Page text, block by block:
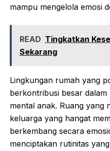
mampu mengelola emosi
READ Tingkatkan
Sekarang
Lingkungan rumah yang
berkontribusi besar
mental anak. Ruang yang
keluarga yang hangat
berkembang secara
menciptakan rutinitas